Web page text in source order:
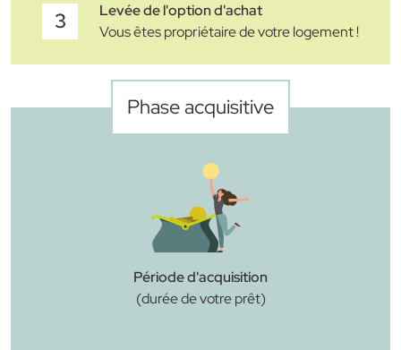
3
Levée de l'option d'achat
Vous êtes propriétaire de votre logement !
Phase acquisitive
Période d'acquisition
(durée de votre prêt)